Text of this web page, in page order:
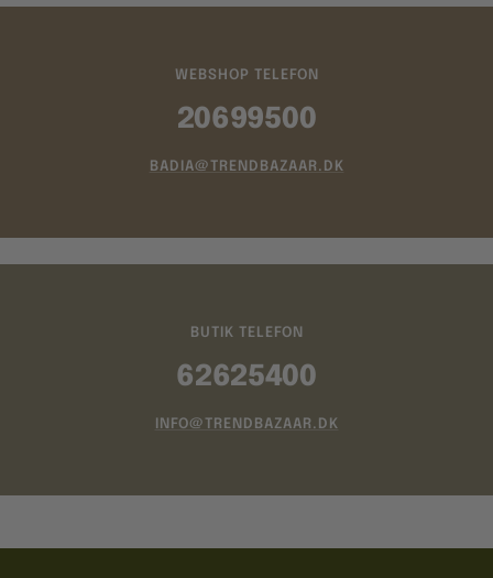
WEBSHOP TELEFON
20699500
BADIA@TRENDBAZAAR.DK
BUTIK TELEFON
62625400
INFO@TRENDBAZAAR.DK